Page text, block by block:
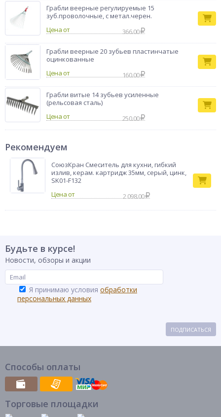
Грабли веерные регулируемые 15
зуб.проволочные, с метал.черен.
Цена от
366.00
Грабли веерные 20 зубьев пластинчатые
оцинкованные
Цена от
160.00
Грабли витые 14 зубьев усиленные
(рельсовая сталь)
Цена от
250.00
Рекомендуем
СоюзКран Смеситель для кухни, гибкий
излив, керам. картридж 35мм, серый, цинк,
SK01-F132
2 098.00
Будьте в курсе!
Новости, обзоры и акции
Я принимаю условия обработки
персональных данных
ПОДПИСАТЬСЯ
Способы оплаты
Торговые площадки